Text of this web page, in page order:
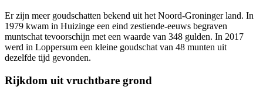
Er zijn meer goudschatten bekend uit het Noord-Groninger land. In
1979 kwam in Huizinge een eind zestiende-eeuws begraven
muntschat tevoorschijn met een waarde van 348 gulden. In 2017
werd in Loppersum een kleine goudschat van 48 munten uit
dezelfde tijd gevonden.
Rijkdom uit vruchtbare grond